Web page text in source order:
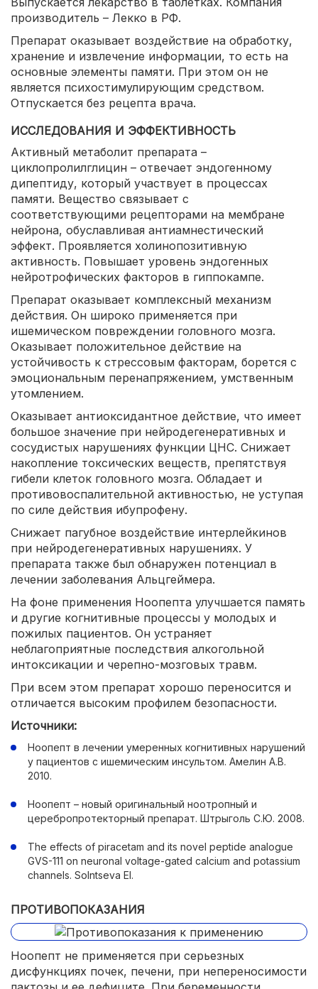
производитель – Лекко в РФ.
Препарат оказывает воздействие на обработку,
хранение и извлечение информации, то есть на
основные элементы памяти. При этом он не
является психостимулирующим средством.
Отпускается без рецепта врача.
ИССЛЕДОВАНИЯ И ЭФФЕКТИВНОСТЬ
Активный метаболит препарата –
циклопролилглицин – отвечает эндогенному
дипептиду, который участвует в процессах
памяти. Вещество связывает с
соответствующими рецепторами на мембране
нейрона, обуславливая антиамнестический
эффект. Проявляется холинопозитивную
активность. Повышает уровень эндогенных
нейротрофических факторов в гиппокампе.
Препарат оказывает комплексный механизм
действия. Он широко применяется при
ишемическом повреждении головного мозга.
Оказывает положительное действие на
устойчивость к стрессовым факторам, борется с
эмоциональным перенапряжением, умственным
утомлением.
Оказывает антиоксидантное действие, что имеет
большое значение при нейродегенеративных и
сосудистых нарушениях функции ЦНС. Снижает
накопление токсических веществ, препятствуя
гибели клеток головного мозга. Обладает и
противовоспалительной активностью, не уступая
по силе действия ибупрофену.
Снижает пагубное воздействие интерлейкинов
при нейродегенеративных нарушениях. У
препарата также был обнаружен потенциал в
лечении заболевания Альцгеймера.
На фоне применения Ноопепта улучшается память
и другие когнитивные процессы у молодых и
пожилых пациентов. Он устраняет
неблагоприятные последствия алкогольной
интоксикации и черепно-мозговых травм.
При всем этом препарат хорошо переносится и
отличается высоким профилем безопасности.
Источники:
Ноопепт в лечении умеренных когнитивных нарушений
у пациентов с ишемическим инсультом. Амелин А.В.
2010.
Ноопепт – новый оригинальный ноотропный и
церебропротекторный препарат. Штрыголь С.Ю. 2008.
The effects of piracetam and its novel peptide analogue
GVS-111 on neuronal voltage-gated calcium and potassium
channels. Solntseva EI.
ПРОТИВОПОКАЗАНИЯ
Ноопепт не применяется при серьезных
дисфункциях почек, печени, при непереносимости